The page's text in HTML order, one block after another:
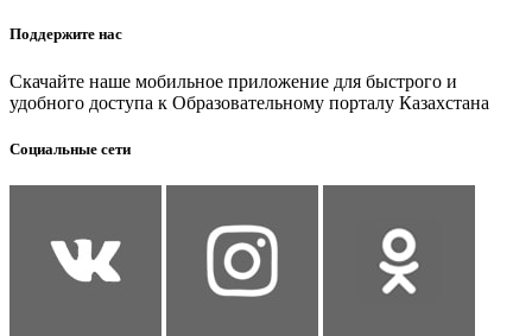
Поддержите нас
Скачайте наше мобильное приложение для быстрого и
удобного доступа к Образовательному порталу Казахстана
Социальные сети